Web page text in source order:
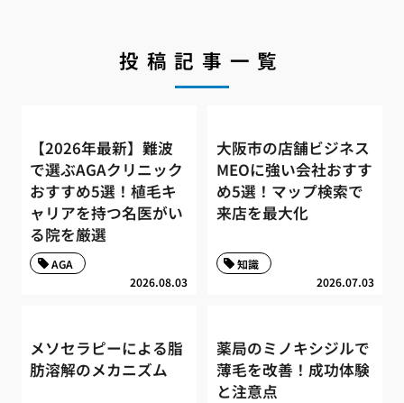
投稿記事一覧
【2026年最新】難波
で選ぶAGAクリニック
おすすめ5選！植毛キ
ャリアを持つ名医がい
る院を厳選
2026.08.03
AGA
大阪市の店舗ビジネス
MEOに強い会社おすす
め5選！マップ検索で
来店を最大化
2026.07.03
知識
メソセラピーによる脂
肪溶解のメカニズム
薬局のミノキシジルで
薄毛を改善！成功体験
と注意点